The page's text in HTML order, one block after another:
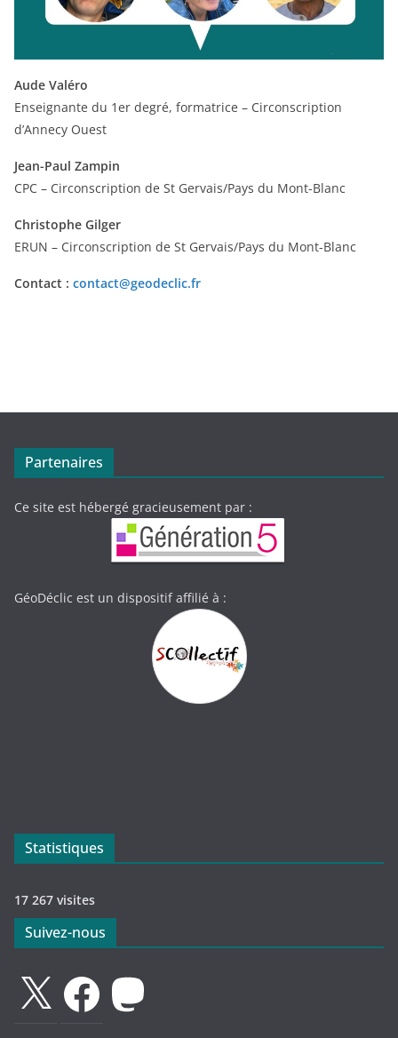
Aude Valéro
Enseignante du 1er degré, formatrice – Circonscription
d’Annecy Ouest
Jean-Paul Zampin
CPC – Circonscription de St Gervais/Pays du Mont-Blanc
Christophe Gilger
ERUN – Circonscription de St Gervais/Pays du Mont-Blanc
Contact : contact@geodeclic.fr
Partenaires
Ce site est hébergé gracieusement par :
GéoDéclic est un dispositif affilié à :
Statistiques
17 267 visites
Suivez-nous
FacebookMastodon